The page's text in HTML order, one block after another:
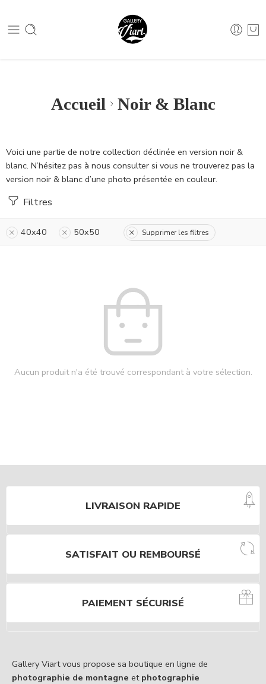
04 79 05 07 62
Accueil Noir & Blanc
Voici une partie de notre collection déclinée en version noir &
blanc. N’hésitez pas à nous consulter si vous ne trouverez pas la
version noir & blanc d’une photo présentée en couleur.
Filtres
40x40 50x50 Supprimer les filtres
Aucun produit n'a été trouvé correspondant à votre sélection.
LIVRAISON RAPIDE
SATISFAIT OU REMBOURSÉ
PAIEMENT SÉCURISÉ
Gallery Viart vous propose sa boutique en ligne de
photographie de montagne et photographie